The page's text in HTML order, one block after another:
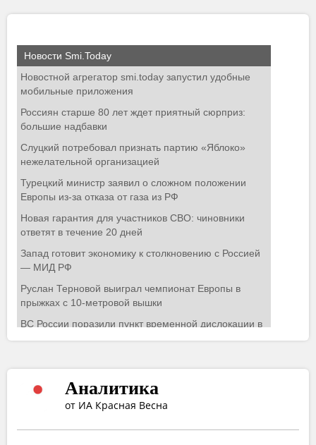
Аналитика
от ИА Красная Весна